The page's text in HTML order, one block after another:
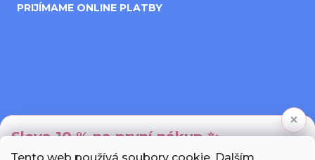
PRIJÍMAME ONLINE PLATBY
×
Sleva 10 % na první nákup ✨